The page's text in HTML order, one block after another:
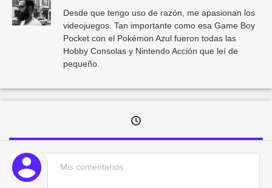
Desde que tengo uso de razón, me apasionan los
videojuegos. Tan importante como esa Game Boy
Pocket con el Pokémon Azul fueron todas las
Hobby Consolas y Nintendo Acción que leí de
pequeño.